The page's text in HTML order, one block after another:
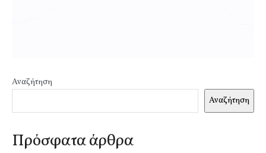
Αναζήτηση
Αναζήτηση
Πρόσφατα άρθρα